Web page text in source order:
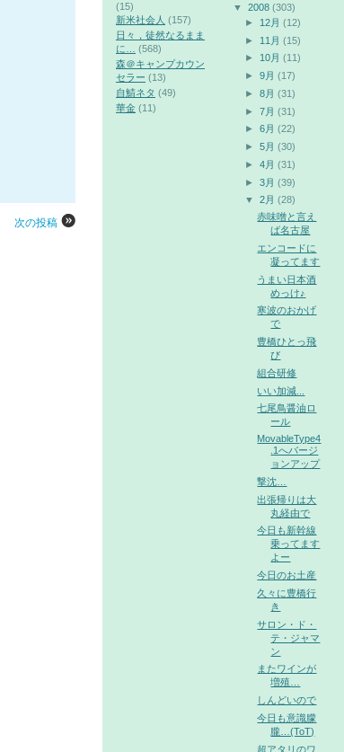
次の投稿
(15)
新米社会人 (157)
日々，徒然なるまま
に…
(568)
森＠キャンプカウン
セラー (13)
自鯖ネタ (49)
華金 (11)
▼
2008 (303)
► 12月 (12)
► 11月 (15)
► 10月 (11)
►9月 (17)
►8月 (31)
►7月 (31)
►6月 (22)
►5月 (30)
►4月 (31)
►3月 (39)
▼
2月 (28)
赤味噌と言え
ば名古屋
エンコードに
凝ってます
うまい日本酒
めっけ♪
寒波のおかげ
で
豊橋ひとっ飛
び
組合研修
いい加減...
七尾鳥醤油ロ
ール
MovableType4
.1へバージ
ョンアップ
撃沈…
出張帰りは大
丸経由で
今日も新幹線
乗ってます
よー
今日のお土産
久々に豊橋行
き
サロン・ド・
テ・ジャマ
ン
またワインが
増殖…
しんどいので
今日も意識朦
朧…(ToT)
超アタリのワ